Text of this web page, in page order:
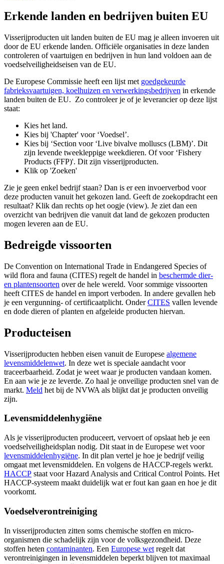
Erkende landen en bedrijven buiten EU
Visserijproducten uit landen buiten de EU mag je alleen invoeren uit
door de EU erkende landen. Officiële organisaties in deze landen
controleren of vaartuigen en bedrijven in hun land voldoen aan de
voedselveiligheidseisen van de EU.
De Europese Commissie heeft een lijst met goedgekeurde
fabrieksvaartuigen, koelhuizen en verwerkingsbedrijven in erkende
landen buiten de EU. Zo controleer je of je leverancier op deze lijst
staat:
Kies het land.
Kies bij 'Chapter' voor ‘Voedsel’.
Kies bij ‘Section voor ‘Live bivalve molluscs (LBM)’. Dit
zijn levende tweekleppige weekdieren. Of voor ‘Fishery
Products (FFP)'. Dit zijn visserijproducten.
Klik op 'Zoeken'
Zie je geen enkel bedrijf staan? Dan is er een invoerverbod voor
deze producten vanuit het gekozen land. Geeft de zoekopdracht een
resultaat? Klik dan rechts op het oogje (view). Je ziet dan een
overzicht van bedrijven die vanuit dat land de gekozen producten
mogen leveren aan de EU.
Bedreigde vissoorten
De Convention on International Trade in Endangered Species of
wild flora and fauna (CITES) regelt de handel in beschermde dier-
en plantensoorten over de hele wereld. Voor sommige vissoorten
heeft CITES de handel en import verboden. In andere gevallen heb
je een vergunning- of certificaatplicht. OnderCITES vallen levende
en dode dieren of planten en afgeleide producten hiervan.
Producteisen
Visserijproducten hebben eisen vanuit de Europese algemene
levensmiddelenwet. In deze wet is speciale aandacht voor
traceerbaarheid. Zodat je weet waar je producten vandaan komen.
En aan wie je ze leverde. Zo haal je onveilige producten snel van de
markt. Meld het bij de NVWA als blijkt dat je producten onveilig
zijn.
Levensmiddelenhygiëne
Als je visserijproducten produceert, vervoert of opslaat heb je een
voedselveiligheidsplan nodig. Dit staat in de Europese wet voor
levensmiddelenhygiëne. In dit plan vertel je hoe je bedrijf veilig
omgaat met levensmiddelen. En volgens de HACCP-regels werkt.
HACCP staat voor Hazard Analysis and Critical Control Points. Het
HACCP-systeem maakt duidelijk wat er fout kan gaan en hoe je dit
voorkomt.
Voedselverontreiniging
In visserijproducten zitten soms chemische stoffen en micro-
organismen die schadelijk zijn voor de volksgezondheid. Deze
stoffen heten contaminanten. Een Europese wet regelt dat
verontreinigingen in levensmiddelen beperkt blijven tot maximaal